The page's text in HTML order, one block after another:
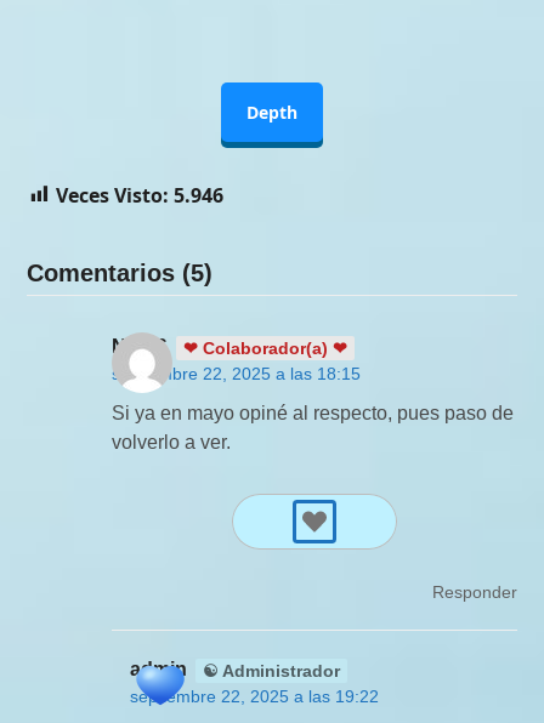
Depth
Veces Visto: 5.946
Comentarios (5)
NinaS
❤ Colaborador(a) ❤
septiembre 22, 2025 a las 18:15
Si ya en mayo opiné al respecto, pues paso de
volverlo a ver.
Responder
admin
☯ Administrador
septiembre 22, 2025 a las 19:22